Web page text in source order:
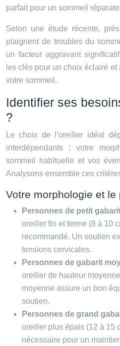
parfait pour un sommeil
Selon une étude récente,
plaignent de troubles du
un facteur aggravant
les clés pour un choix éclairé
votre sommeil.
Identifier ses
?
Le choix de l’oreiller idéal
interdépendants : votre
sommeil habituelle et vos
Analysons ensemble ces
Votre morphologie et le
Personnes de petit
oreiller fin et ferme (8 à 10
recommandé. Un soutien
tensions cervicales.
Personnes de gabarit
oreiller de hauteur
moyenne assure un bon
soutien.
Personnes de grand
oreiller plus épais (12 à 15
nécessaire pour un